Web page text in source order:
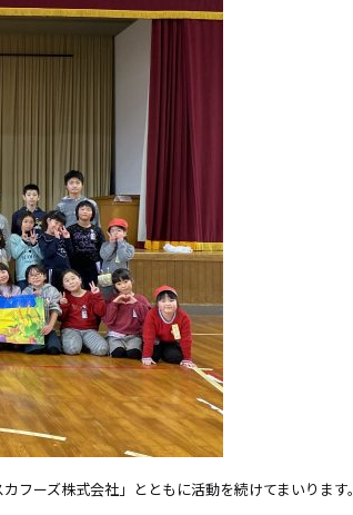
ーズ株式会社」とともに活動を続けてまいります。